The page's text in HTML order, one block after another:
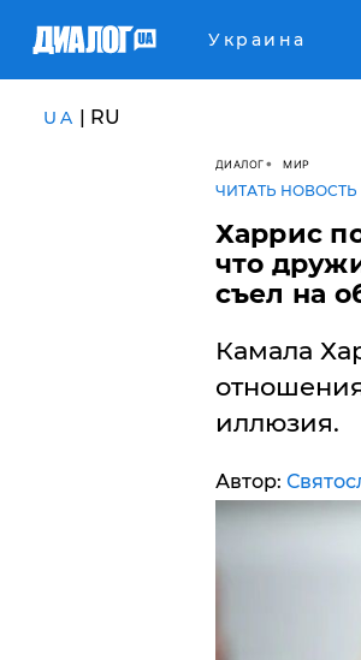
Украина
UA | RU
ДИАЛОГ МИР
ЧИТАТЬ
Харрис
что
съел на
Камала
иллюзия.
Автор: